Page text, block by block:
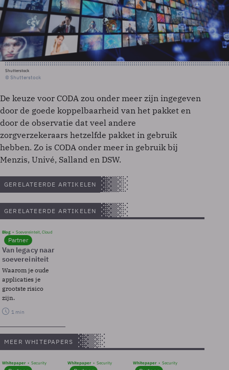
Shutterstock
© Shutterstock
De keuze voor CODA zou onder meer zijn ingegeven
door de goede koppelbaarheid van het pakket en
door de observatie dat veel andere
zorgverzekeraars hetzelfde pakket in gebruik
hebben. Zo is CODA onder meer in gebruik bij
Menzis, Univé, Salland en DSW.
GERELATEERDE ARTIKELEN
GERELATEERDE ARTIKELEN
Blog Soevereinteit, Cloud
Partner
Van legacy naar
soevereiniteit
Waarom je oude
applicaties je
grootste risico
zijn.
1 min
MEER WHITEPAPERS
Whitepaper Security Whitepaper Security Whitepaper Security